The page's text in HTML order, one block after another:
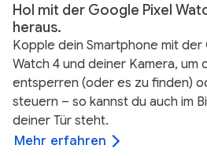
Hol mit der Google Pixel
heraus.
Kopple dein Smartphone mit der
Watch 4 und deiner Kamera, um
entsperren (oder es zu finden)
steuern – so kannst du auch im
deiner Tür steht.
Mehr erfahren